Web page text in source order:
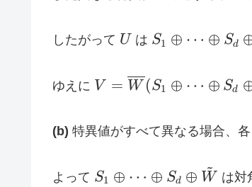
s_d
\oplus
0_{n-r}
したがって U
U は S_1
\cdots
\oplus
\oplus
S1 ⊕ ⋯ ⊕ Sd
ゆえに V =
(S_1 \oplus
\cdots \oplus
\tilde W)
V = W (S1 ⊕ ⋯ ⊕ Sd
(b) 特異値がすべて異なる場合、各
よって S_1
S1 ⊕ ⋯ ⊕ Sd ⊕ W
~
は対